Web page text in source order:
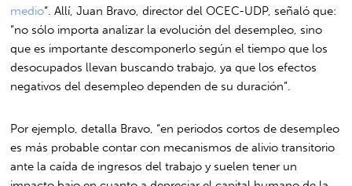
medio“. Allí, Juan Bravo, director del OCEC-UDP, señaló que:
“no sólo importa analizar la evolución del desempleo, sino
que es importante descomponerlo según el tiempo que los
desocupados llevan buscando trabajo, ya que los efectos
negativos del desempleo dependen de su duración”.
Por ejemplo, detalla Bravo, “en periodos cortos de desempleo
es más probable contar con mecanismos de alivio transitorio
ante la caída de ingresos del trabajo y suelen tener un